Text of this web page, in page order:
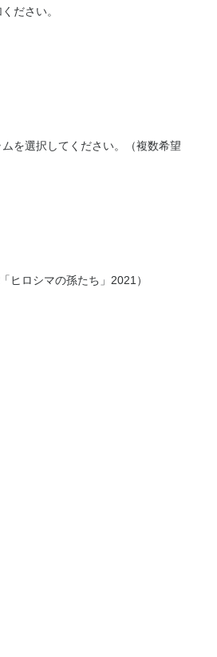
ださい。
を選択してください。（複数希望
ロシマの孫たち」2021）